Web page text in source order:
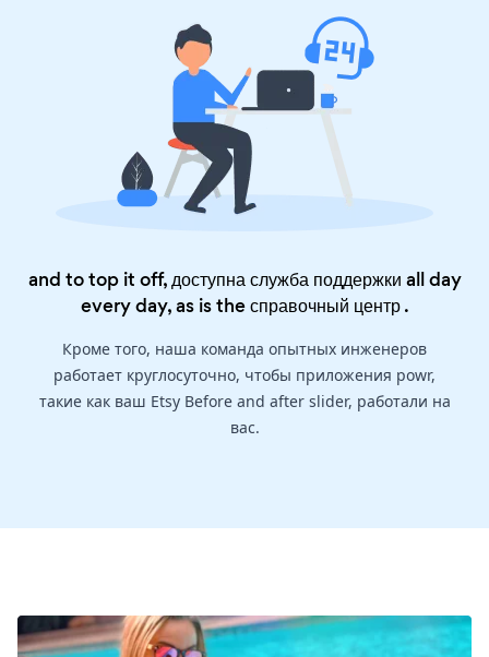
and to top it off, доступна служба поддержки all day
every day, as is theсправочный центр.
Кроме того, наша команда опытных инженеров
работает круглосуточно, чтобы приложения powr,
такие как ваш Etsy Before and after slider, работали на
вас.